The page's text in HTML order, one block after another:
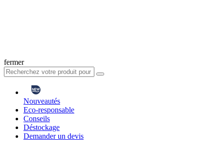
fermer
Nouveautés
Eco-responsable
Conseils
Déstockage
Demander un devis